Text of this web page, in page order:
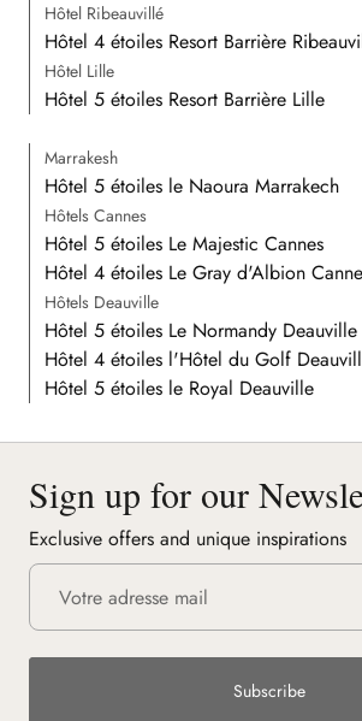
Hôtel Ribeauvillé
Hôtel 4 étoiles Resort Barrière
Hôtel Lille
Hôtel 5 étoiles Resort Barrière Lille
Marrakesh
Hôtel 5 étoiles le Naoura Marrakech
Hôtels Cannes
Hôtel 5 étoiles Le Majestic Cannes
Hôtel 4 étoiles Le Gray d'Albion
Hôtels Deauville
Hôtel 5 étoiles Le Normandy Deauville
Hôtel 4 étoiles l'Hôtel du Golf
Hôtel 5 étoiles le Royal Deauville
Sign up for our
Exclusive offers and unique inspirations
Subscribe